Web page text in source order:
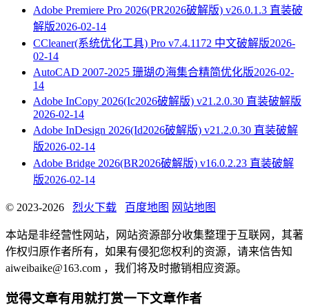
Adobe Premiere Pro 2026(PR2026破解版) v26.0.1.3 直装破
解版2026-02-14
CCleaner(系统优化工具) Pro v7.4.1172 中文破解版2026-
02-14
AutoCAD 2007-2025 珊瑚の海集合精简优化版2026-02-
14
Adobe InCopy 2026(Ic2026破解版) v21.2.0.30 直装破解版
2026-02-14
Adobe InDesign 2026(Id2026破解版) v21.2.0.30 直装破解
版2026-02-14
Adobe Bridge 2026(BR2026破解版) v16.0.2.23 直装破解
版2026-02-14
© 2023-2026 烈火下载 百度地图 网站地图
本站是非经营性网站，网站资源部分收集整理于互联网，其著
作权归原作者所有，如果有侵犯您权利的资源，请来信告知
aiweibaike@163.com ，我们将及时撤销相应资源。
觉得文章有用就打赏一下文章作者